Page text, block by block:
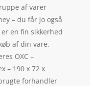
af varer
– du får jo også
en fin sikkerhed
af din vare.
OXC –
– 190 x 72 x
forhandler